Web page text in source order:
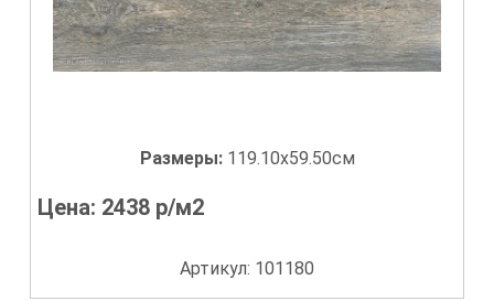
Размеры: 119.10x59.50см
Цена: 2438 р/м2
Артикул: 101180